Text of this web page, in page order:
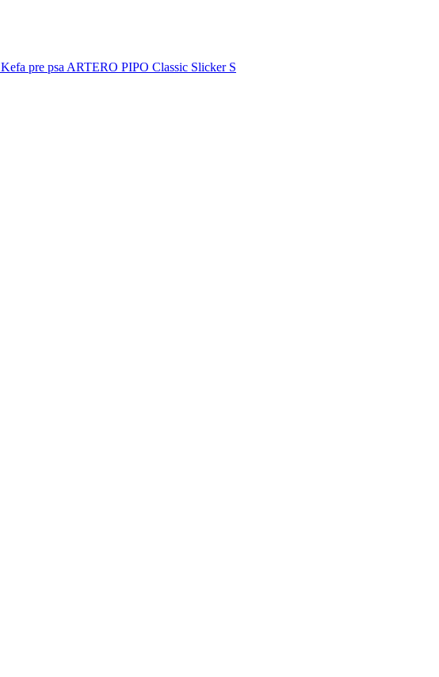
Kefa pre psa ARTERO PIPO Classic Slicker S